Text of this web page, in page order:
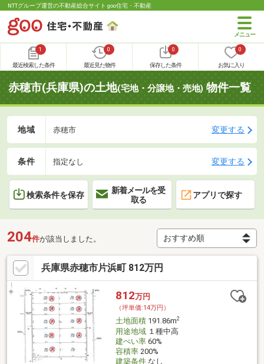
NTTグループ運営の不動産総合サイト goo住宅・不動産
1
最近検索した条件
0
最近見た物件
0
保存した条件
0
お気に入り
赤穂市(兵庫県)の土地(宅地・分譲地・売地) 物件一覧
地域 赤穂市 変更する
条件 指定なし 変更する
検索条件を保存
新着メールを受
取る
アプリで探す
204件が該当しました。
兵庫県赤穂市片浜町 812万円
812万円
（坪単価:14万円）
土地面積191.86m2
用途地域１種中高
建ぺい率60%
容積率200%
建築条件なし